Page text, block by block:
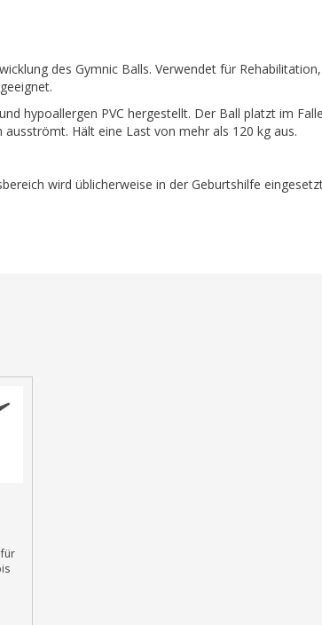
des Gymnic Balls. Verwendet für
hypoallergen PVC hergestellt. Der Ball platzt im
Hält eine Last von mehr als 120 kg aus.
wird üblicherweise in der Geburtshilfe